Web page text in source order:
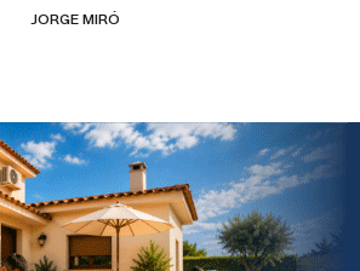
JORGE MIRÓ